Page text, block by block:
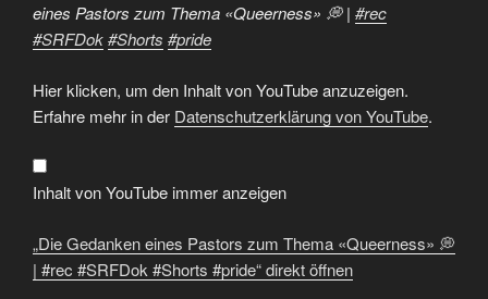
eines Pastors zum Thema «Queerness» 💭 | #rec
#SRFDok#Shorts #pride
„Die
Gedanken
eines
Pastors
Thema
«Queerness»
💭
|
#SRFDok
#Shorts
#pride“
von
Hier klicken, um den Inhalt von YouTube anzuzeigen.
Erfahre mehr in der Datenschutzerklärung von YouTube.
Inhalt von YouTube immer anzeigen
„Die Gedanken eines Pastors zum Thema «Queerness» 💭
| #rec #SRFDok #Shorts #pride“ direkt öffnen